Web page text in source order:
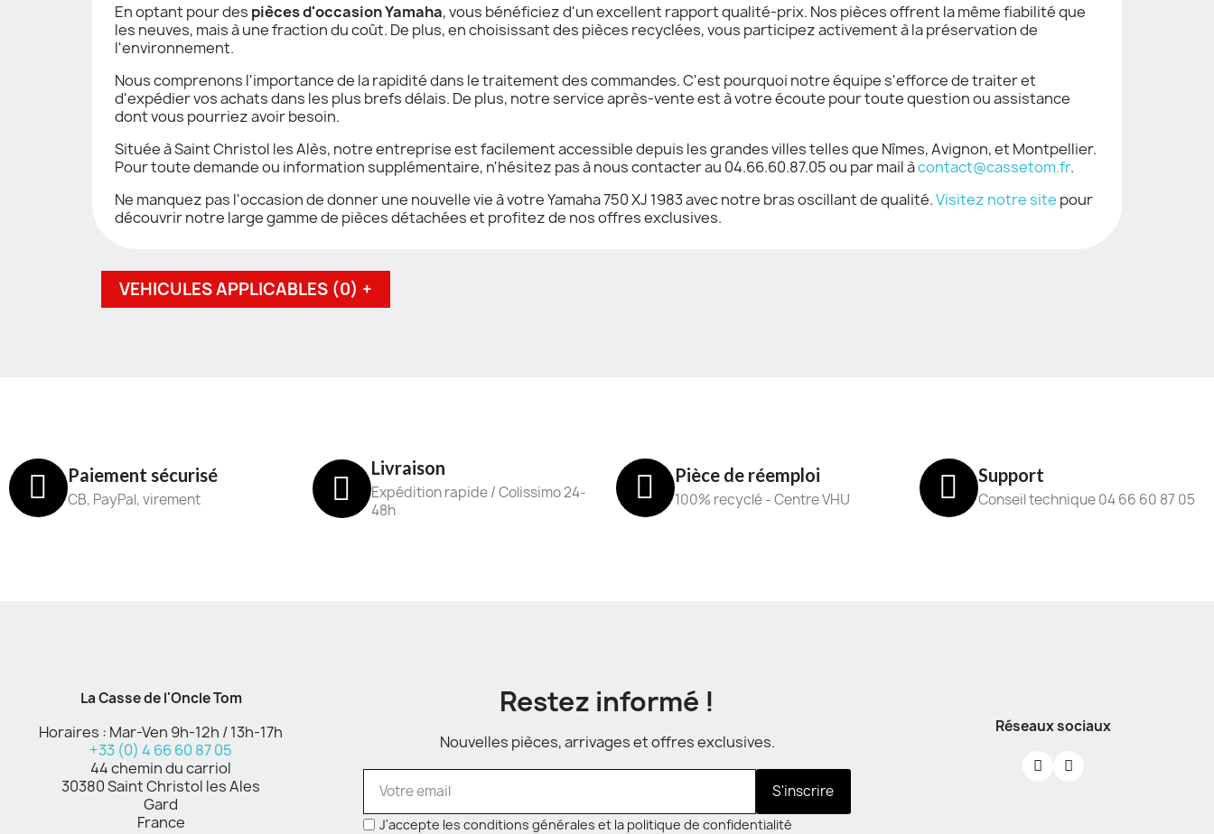
En optant pour des pièces d'occasion Yamaha, vous bénéficiez d'un excellent rapport qualité-prix. Nos pièces offrent la même fiabilité que
les neuves, mais à une fraction du coût. De plus, en choisissant des pièces recyclées, vous participez activement à la préservation de
l'environnement.
Nous comprenons l'importance de la rapidité dans le traitement des commandes. C'est pourquoi notre équipe s'efforce de traiter et
d'expédier vos achats dans les plus brefs délais. De plus, notre service après-vente est à votre écoute pour toute question ou assistance
dont vous pourriez avoir besoin.
Située à Saint Christol les Alès, notre entreprise est facilement accessible depuis les grandes villes telles que Nîmes, Avignon, et Montpellier.
Pour toute demande ou information supplémentaire, n'hésitez pas à nous contacter au 04.66.60.87.05 ou par mail àcontact@cassetom.fr.
Ne manquez pas l'occasion de donner une nouvelle vie à votre Yamaha 750 XJ 1983 avec notre bras oscillant de qualité.Visitez notre site pour
découvrir notre large gamme de pièces détachées et profitez de nos offres exclusives.
VEHICULES APPLICABLES (0) +
Paiement sécurisé
CB, PayPal, virement
Livraison
Expédition rapide / Colissimo 24-
48h
Pièce de réemploi
100% recyclé - Centre VHU
Support
Conseil technique 04 66 60 87 05
La Casse de l'Oncle Tom
Horaires : Mar-Ven 9h-12h / 13h-17h
+33 (0) 4 66 60 87 05
44 chemin du carriol
30380 Saint Christol les Ales
Gard
France
Restez informé !
Nouvelles pièces, arrivages et offres exclusives.
S'inscrire
J'accepte les conditions générales et la politique de confidentialité
Réseaux sociaux